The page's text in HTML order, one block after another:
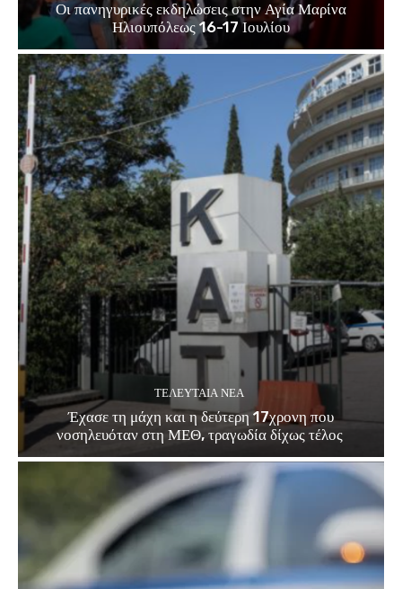
Οι πανηγυρικές εκδηλώσεις στην Αγία Μαρίνα
Ηλιουπόλεως 16-17 Ιουλίου
ΤΕΛΕΥΤΑΊΑ ΝΈΑ
Έχασε τη μάχη και η δεύτερη 17χρονη που
νοσηλευόταν στη ΜΕΘ, τραγωδία δίχως τέλος